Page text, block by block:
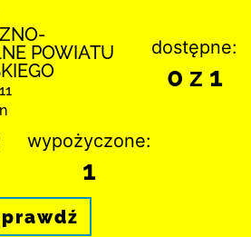
POWIATU
dostępne:
0 z 1
wypożyczone:
1